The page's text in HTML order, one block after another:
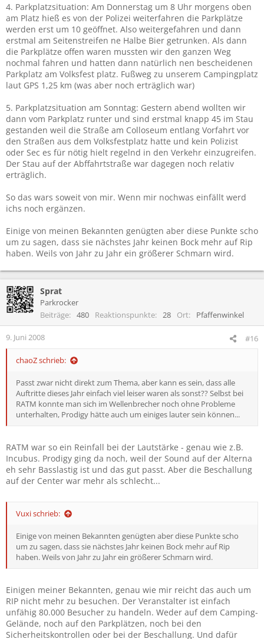
4. Parkplatzsituation: Am Donnerstag um 8 Uhr morgens oben
am Platz hieß es von der Polizei weiterfahren die Parkplätze
werden erst um 10 geöffnet. Also weitergefahren und dann
erstmal am Seitenstreifen ne Halbe Bier getrunken. Als dann
die Parkplätze offen waren mussten wir den ganzen Weg
nochmal fahren und hatten dann natürlich nen bescheidenen
Parkplatz am Volksfest platz. Fußweg zu unserem Campingplatz
laut GPS 1,25 km (was aber noch erträglich war)
5. Parkplatzsituation am Sonntag: Gestern abend wollten wir
dann vom Parkplatz runter und sind erstmal knapp 45 im Stau
gestanden weil die Straße am Colloseum entlang Vorfahrt vor
den Straßen aus dem Volksfestplatz hatte und kein Polizist
oder Sec es für nötig hielt regelnd in den Verkehr einzugreifen.
Der Stau auf der Abffahrtstraße war dagegen noch relativ
erträglich.
So das wars soweit von mir. Wenn mir nochwas einfällt werd
ichs noch ergänzen.
Einige von meinen Bekannten genügten aber diese Punkte scho
um zu sagen, dass sie nächstes Jahr keinen Bock mehr auf Rip
haben. Weils von Jahr zu Jahr ein größerer Schmarn wird.
Sprat
Parkrocker
Beiträge
480 Reaktionspunkte 28 Ort Pfaffenwinkel
9. Juni 2008 #16
chaoZ schrieb:
Passt zwar nicht direkt zum Thema, aber kann es sein, dass alle
Auftritte dieses Jahr einfach viel leiser waren als sonst?? Selbst bei
RATM konnte man sich im Wellenbrecher noch ohne Probleme
unterhalten, Prodigy hätte auch um einiges lauter sein können...
RATM war so ein Reinfall bei der Lautstärke - genau wie z.B.
Incubus. Prodigy ging da noch, weil der Sound auf der Alterna
eh sehr Basslastig ist und das gut passt. Aber die Beschallung
auf der Center war mehr als schlecht...
Vuxi schrieb:
Einige von meinen Bekannten genügten aber diese Punkte scho
um zu sagen, dass sie nächstes Jahr keinen Bock mehr auf Rip
haben. Weils von Jahr zu Jahr ein größerer Schmarn wird.
Einigen meiner Bekannten, genau wie mir reicht das auch um
RIP nicht mehr zu besuchen. Der Veranstalter ist einfach
unfähig 80.000 Besucher zu handeln. Weder auf dem Camping-
Gelände, noch auf den Parkplätzen, noch bei den
Sicherheitskontrollen oder bei der Beschallung. Und dafür